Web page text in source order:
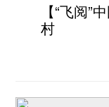
【“飞阅”
村